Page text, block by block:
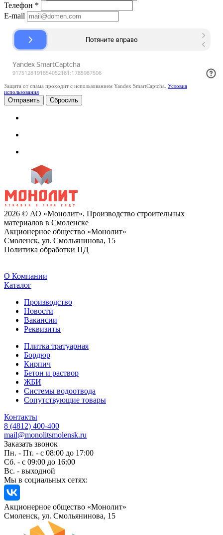
Телефон *
E-mail
Защита от спама проходит с использованием Yandex SmartCaptcha. Условия
использования
Сбросить
2026 © АО «Монолит». Производство строительных
материалов в Смоленске
Акционерное общество «Монолит»
Смоленск, ул. Смольянинова, 15
Политика обработки ПД
O Компании
Каталог
Производство
Новости
Вакансии
Реквизиты
Плитка тратуарная
Бордюр
Кирпич
Бетон и раствор
ЖБИ
Системы водоотвода
Сопутствующие товары
Контакты
8 (4812) 400-400
mail@monolitsmolensk.ru
Заказать звонок
Пн. - Пт. - с 08:00 до 17:00
Сб. - с 09:00 до 16:00
Вс. - выходной
Мы в социальных сетях:
Акционерное общество «Монолит»
Смоленск, ул. Смольянинова, 15